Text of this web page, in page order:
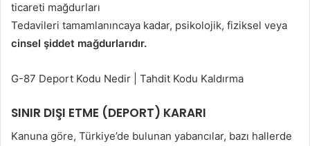
ticareti mağdurları
Tedavileri tamamlanıncaya kadar, psikolojik, fiziksel veya
cinsel şiddet mağdurlarıdır.
G-87 Deport Kodu Nedir | Tahdit Kodu Kaldırma
SINIR DIŞI ETME (DEPORT) KARARI
Kanuna göre, Türkiye’de bulunan yabancılar, bazı hallerde